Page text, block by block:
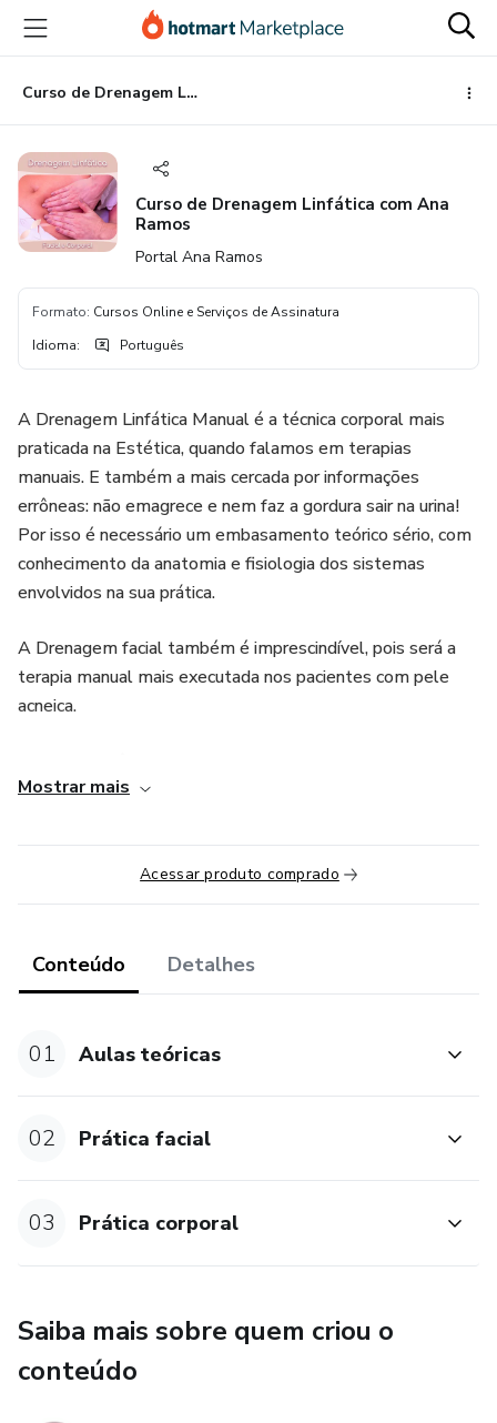
para
conteúdo
principal
para
pagamento
para
rodapé
Curso de Drenagem Linfática com Ana Ramos
Curso de Drenagem Linfática com Ana
Ramos
Portal Ana Ramos
Formato: Cursos Online e Serviços de Assinatura
Idioma: Português
A Drenagem Linfática Manual é a técnica corporal mais
praticada na Estética, quando falamos em terapias
manuais. E também a mais cercada por informações
errôneas: não emagrece e nem faz a gordura sair na urina!
Por isso é necessário um embasamento teórico sério, com
conhecimento da anatomia e fisiologia dos sistemas
envolvidos na sua prática.
A Drenagem facial também é imprescindível, pois será a
terapia manual mais executada nos pacientes com pele
acneica.
circulatórios sanguíneo e linfático, além da abordagem do
são mostradas de forma clara e em detalhes. A professora
Ana Ramos, com toda a sua expertise e experiência de
mais de 14 anos no atendimento clínico e na docência das
eficaz e de excelência, entregando resultados e
encantando seu/sua paciente.
Mostrar mais
Acessar produto comprado
Conteúdo Detalhes
01 Aulas teóricas
02 Prática facial
03 Prática corporal
Saiba mais sobre quem criou o
conteúdo